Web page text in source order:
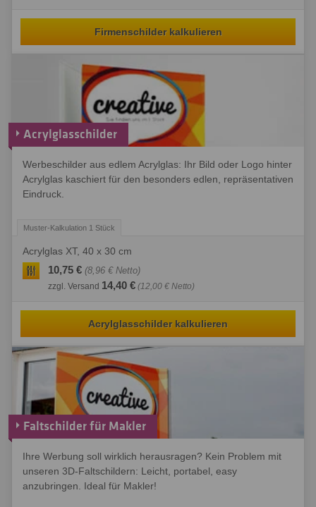
Firmenschilder kalkulieren
Acrylglasschilder
Werbeschilder aus edlem Acrylglas: Ihr Bild oder Logo hinter
Acrylglas kaschiert für den besonders edlen, repräsentativen
Eindruck.
Acrylglas XT, 40 x 30 cm
10,75 € (8,96 € Netto)
zzgl. Versand 14,40 € (12,00 € Netto)
Acrylglasschilder kalkulieren
Faltschilder für Makler
Ihre Werbung soll wirklich herausragen? Kein Problem mit
unseren 3D-Faltschildern: Leicht, portabel, easy
anzubringen. Ideal für Makler!